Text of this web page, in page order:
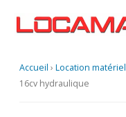
Accueil › Location matériel
16cv hydraulique